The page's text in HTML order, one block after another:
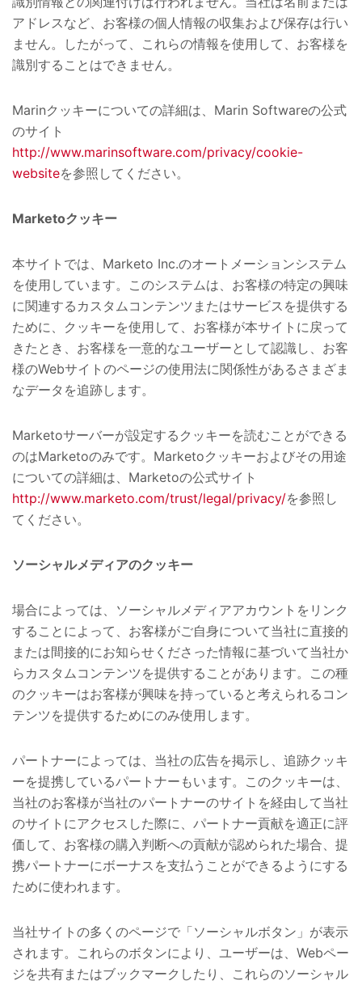
アドレスなど、お客様の個人情報の収集および保存は行い
ません。したがって、これらの情報を使用して、お客様を
識別することはできません。
Marinクッキーについての詳細は、Marin Softwareの公式
のサイト
http://www.marinsoftware.com/privacy/cookie-
websiteを参照してください。
Marketoクッキー
本サイトでは、Marketo Inc.のオートメーションシステム
を使用しています。このシステムは、お客様の特定の興味
に関連するカスタムコンテンツまたはサービスを提供する
ために、クッキーを使用して、お客様が本サイトに戻って
きたとき、お客様を一意的なユーザーとして認識し、お客
様のWebサイトのページの使用法に関係性があるさまざま
なデータを追跡します。
Marketoサーバーが設定するクッキーを読むことができる
のはMarketoのみです。Marketoクッキーおよびその用途
についての詳細は、Marketoの公式サイト
http://www.marketo.com/trust/legal/privacy/を参照し
てください。
ソーシャルメディアのクッキー
場合によっては、ソーシャルメディアアカウントをリンク
することによって、お客様がご自身について当社に直接的
または間接的にお知らせくださった情報に基づいて当社か
らカスタムコンテンツを提供することがあります。この種
のクッキーはお客様が興味を持っていると考えられるコン
テンツを提供するためにのみ使用します。
パートナーによっては、当社の広告を掲示し、追跡クッキ
ーを提携しているパートナーもいます。このクッキーは、
当社のお客様が当社のパートナーのサイトを経由して当社
のサイトにアクセスした際に、パートナー貢献を適正に評
価して、お客様の購入判断への貢献が認められた場合、提
携パートナーにボーナスを支払うことができるようにする
ために使われます。
当社サイトの多くのページで「ソーシャルボタン」が表示
されます。これらのボタンにより、ユーザーは、Webペー
ジを共有またはブックマークしたり、これらのソーシャル